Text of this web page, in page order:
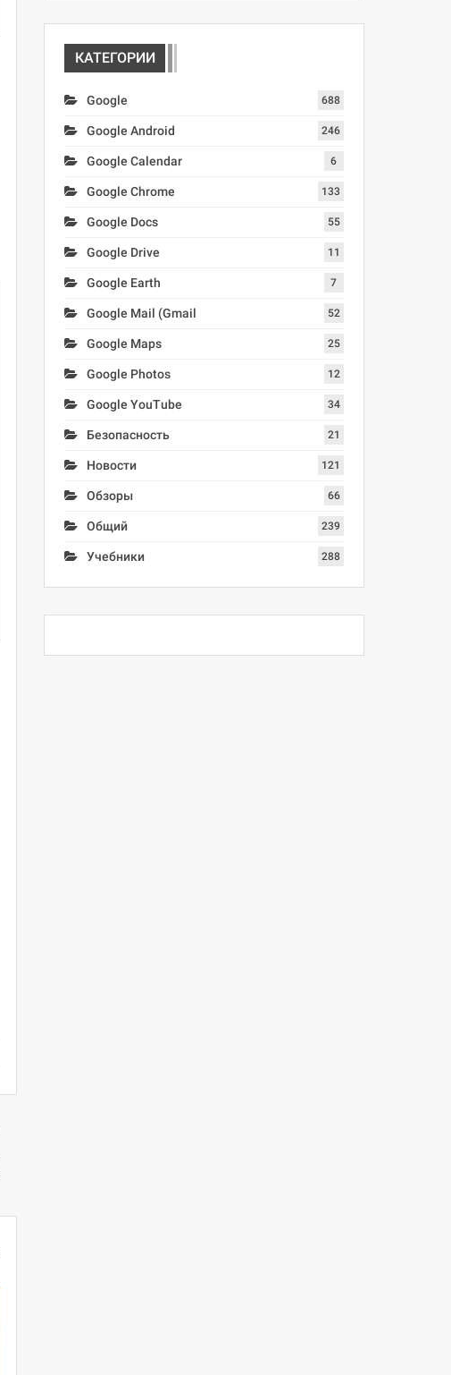
КАТЕГОРИИ
Google 688
Google Android 246
Google Calendar 6
Google Chrome 133
Google Docs 55
Google Drive 11
Google Earth 7
Google Mail (Gmail 52
Google Maps 25
Google Photos 12
Google YouTube 34
Безопасность 21
Новости 121
Обзоры 66
Общий 239
Учебники 288